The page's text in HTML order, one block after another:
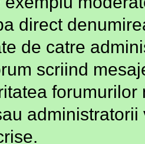
direct
de catre
scriind